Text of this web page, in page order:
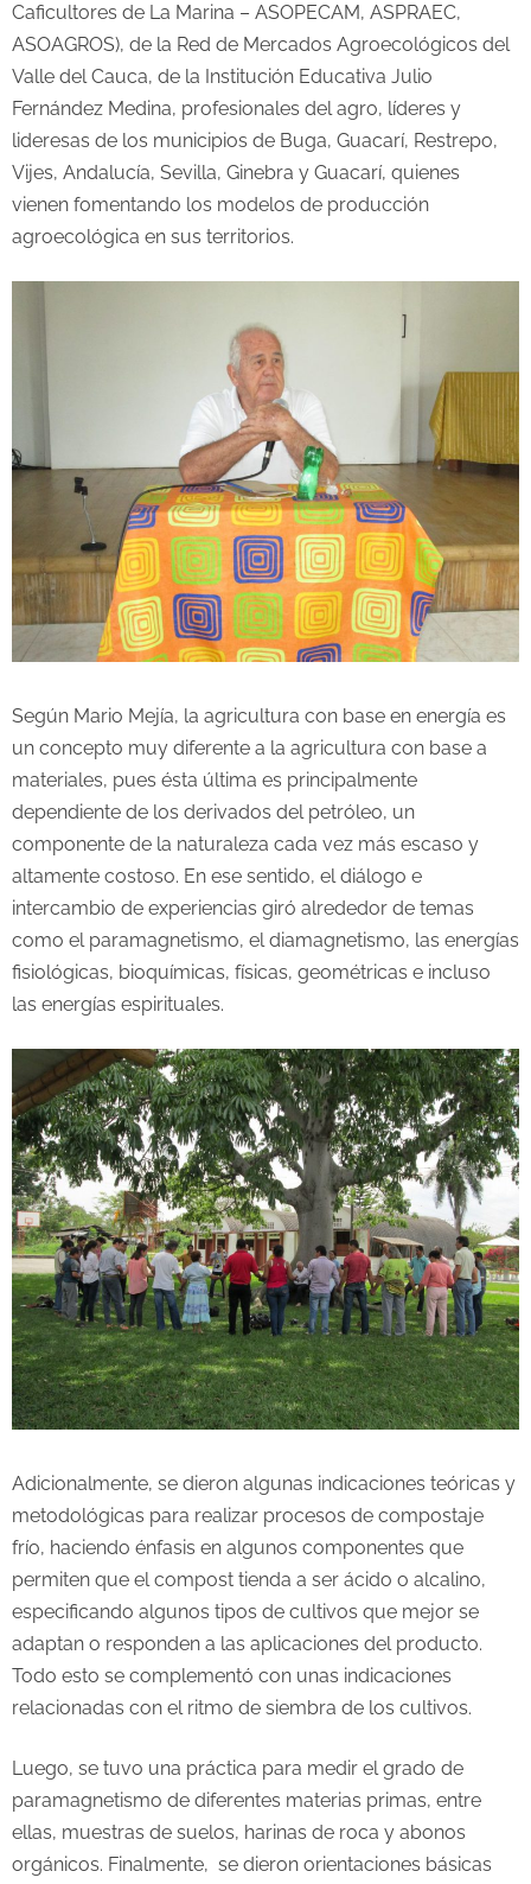
Caficultores de La Marina – ASOPECAM, ASPRAEC,
ASOAGROS), de la Red de Mercados Agroecológicos del
Valle del Cauca, de la Institución Educativa Julio
Fernández Medina, profesionales del agro, líderes y
lideresas de los municipios de Buga, Guacarí, Restrepo,
Vijes, Andalucía, Sevilla, Ginebra y Guacarí, quienes
vienen fomentando los modelos de producción
agroecológica en sus territorios.
Según Mario Mejía, la agricultura con base en energía es
un concepto muy diferente a la agricultura con base a
materiales, pues ésta última es principalmente
dependiente de los derivados del petróleo, un
componente de la naturaleza cada vez más escaso y
altamente costoso. En ese sentido, el diálogo e
intercambio de experiencias giró alrededor de temas
como el paramagnetismo, el diamagnetismo, las energías
fisiológicas, bioquímicas, físicas, geométricas e incluso
las energías espirituales.
Adicionalmente, se dieron algunas indicaciones teóricas y
metodológicas para realizar procesos de compostaje
frío, haciendo énfasis en algunos componentes que
permiten que el compost tienda a ser ácido o alcalino,
especificando algunos tipos de cultivos que mejor se
adaptan o responden a las aplicaciones del producto.
Todo esto se complementó con unas indicaciones
relacionadas con el ritmo de siembra de los cultivos.
Luego, se tuvo una práctica para medir el grado de
paramagnetismo de diferentes materias primas, entre
ellas, muestras de suelos, harinas de roca y abonos
orgánicos. Finalmente, se dieron orientaciones básicas